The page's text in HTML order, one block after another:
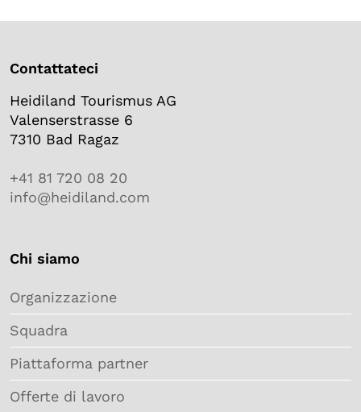
Contattateci
Heidiland Tourismus AG
Valenserstrasse 6
7310 Bad Ragaz
+41 81 720 08 20
info@heidiland.com
Chi siamo
Organizzazione
Squadra
Piattaforma partner
Offerte di lavoro